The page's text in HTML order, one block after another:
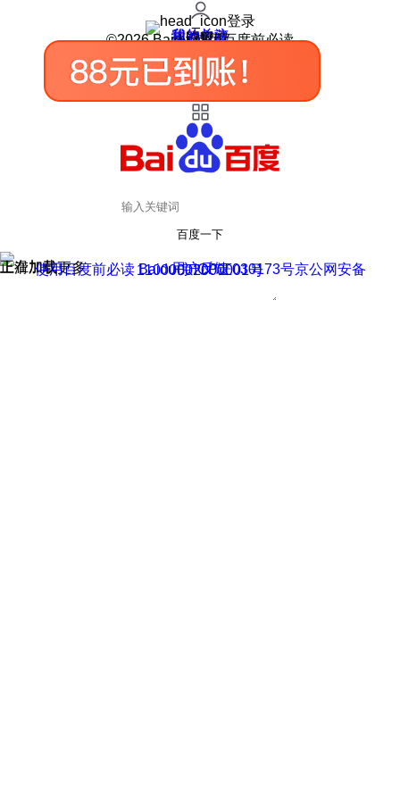
登录
我的关注
我的收藏
皮肤中心
用户反馈
设置
©2026 Baidu 使用百度前必读
百度一下
正在加载
上滑加载更多 用户反馈
使用百度前必读 Baidu 京ICP证030173号
京公网安备11000002000001号